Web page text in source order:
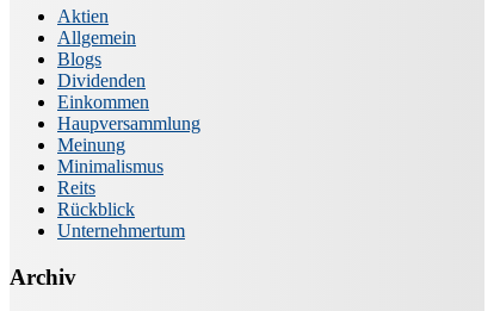
Aktien
Allgemein
Blogs
Dividenden
Einkommen
Haupversammlung
Meinung
Minimalismus
Reits
Rückblick
Unternehmertum
Archiv